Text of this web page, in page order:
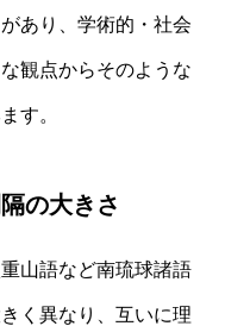
あり、学術的・社会
観点からそのような
す。
の大きさ
山語など南琉球諸語
く異なり、互いに理